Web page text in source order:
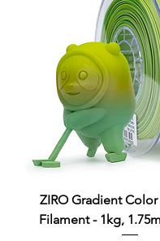
ZIRO Gradient
Filament - 1kg,